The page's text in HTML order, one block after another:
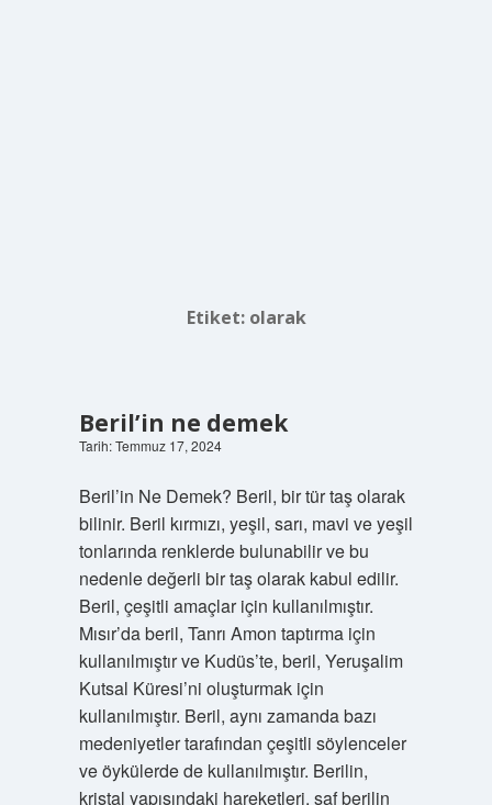
Etiket: olarak
Beril’in ne demek
Tarih: Temmuz 17, 2024
Beril’in Ne Demek? Beril, bir tür taş olarak
bilinir. Beril kırmızı, yeşil, sarı, mavi ve yeşil
tonlarında renklerde bulunabilir ve bu
nedenle değerli bir taş olarak kabul edilir.
Beril, çeşitli amaçlar için kullanılmıştır.
Mısır’da beril, Tanrı Amon taptırma için
kullanılmıştır ve Kudüs’te, beril, Yeruşalim
Kutsal Küresi’ni oluşturmak için
kullanılmıştır. Beril, aynı zamanda bazı
medeniyetler tarafından çeşitli söylenceler
ve öykülerde de kullanılmıştır. Berilin,
kristal yapısındaki hareketleri, saf berilin